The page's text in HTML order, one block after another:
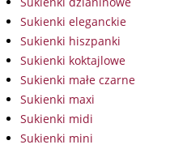
Sukienki eleganckie
Sukienki hiszpanki
Sukienki koktajlowe
Sukienki małe czarne
Sukienki maxi
Sukienki midi
Sukienki mini